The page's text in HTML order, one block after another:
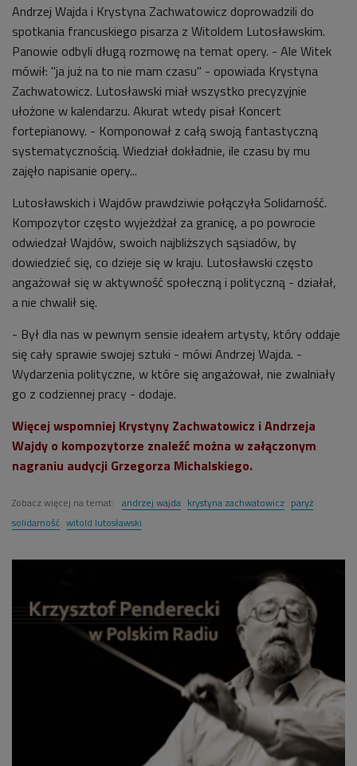
Andrzej Wajda i Krystyna Zachwatowicz doprowadzili do
spotkania francuskiego pisarza z Witoldem Lutosławskim.
Panowie odbyli długą rozmowę na temat opery. - Ale Witek
mówił: "ja już na to nie mam czasu" - opowiada Krystyna
Zachwatowicz. Lutosławski miał wszystko precyzyjnie
ułożone w kalendarzu. Akurat wtedy pisał Koncert
fortepianowy. - Komponował z całą swoją fantastyczną
systematycznością. Wiedział dokładnie, ile czasu by mu
zajęło napisanie opery...
Lutosławskich i Wajdów prawdziwie połączyła Solidarność.
Kompozytor często wyjeżdżał za granicę, a po powrocie
odwiedzał Wajdów, swoich najbliższych sąsiadów, by
dowiedzieć się, co dzieje się w kraju. Lutosławski często
angażował się w aktywność społeczną i polityczną - działał,
a nie chwalił się.
- Był dla nas w pewnym sensie ideałem artysty, który oddaje
się cały sprawie swojej sztuki - mówi Andrzej Wajda. -
Wydarzenia polityczne, w które się angażował, nie zwalniały
go z codziennej pracy - dodaje.
Więcej wspomniej Krystyny Zachwatowicz i Andrzeja
Wajdy o kompozytorze znaleźć można w załączonym
nagraniu audycji Grzegorza Michalskiego.
Zobacz więcej na temat: andrzej wajda krystyna zachwatowicz paryż
solidarność witold lutosławski